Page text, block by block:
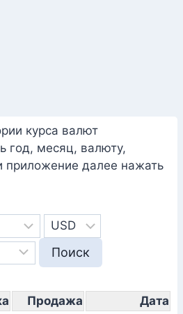
курса валют
год, месяц, валюту,
приложение далее нажать
Продажа
Дата